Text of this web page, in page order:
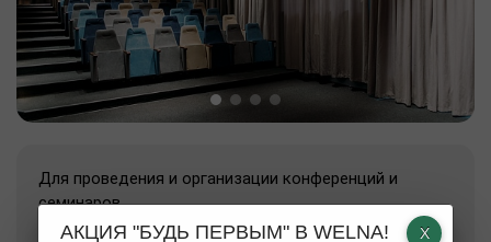
Для проведения и организации конференций и
семинаров.
АКЦИЯ "БУДЬ ПЕРВЫМ" В WELNA!